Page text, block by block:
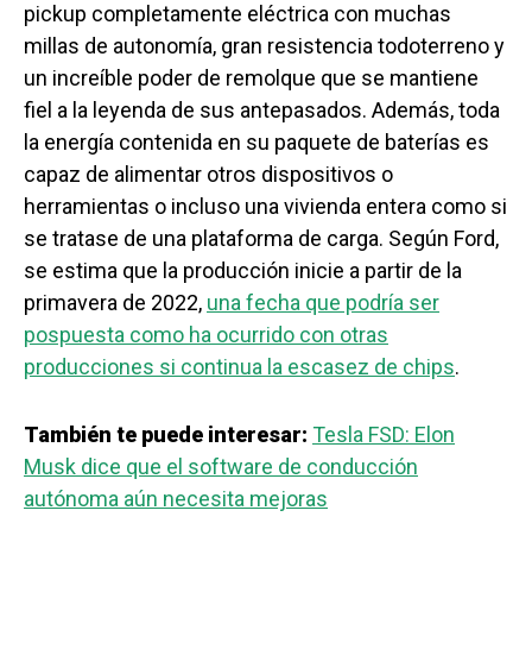
pickup completamente eléctrica con muchas
millas de autonomía, gran resistencia todoterreno y
un increíble poder de remolque que se mantiene
fiel a la leyenda de sus antepasados. Además, toda
la energía contenida en su paquete de baterías es
capaz de alimentar otros dispositivos o
herramientas o incluso una vivienda entera como si
se tratase de una plataforma de carga. Según Ford,
se estima que la producción inicie a partir de la
primavera de 2022, una fecha que podría ser
pospuesta como ha ocurrido con otras
producciones si continua la escasez de chips.
También te puede interesar: Tesla FSD: Elon
Musk dice que el software de conducción
autónoma aún necesita mejoras